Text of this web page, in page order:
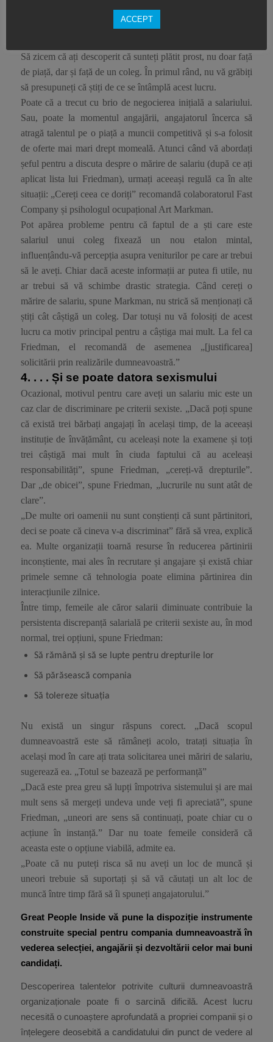
nu sunt atât de grozave.”
3. Când descoperiți că un coleg câștigă
Să zicem că ați descoperit că sunteți plătit prost, nu doar față
de piață, dar și față de un coleg. În primul rând, nu vă grăbiți
să presupuneți că știți de ce se întâmplă acest lucru.
Poate că a trecut cu brio de negocierea inițială a salariului.
Sau, poate la momentul angajării, angajatorul încerca să
atragă talentul pe o piață a muncii competitivă și s-a folosit
de oferte mai mari drept momeală. Atunci când vă abordați
șeful pentru a discuta despre o mărire de salariu (după ce ați
aplicat lista lui Friedman), urmați aceeași regulă ca în alte
situații: „Cereți ceea ce doriți” recomandă colaboratorul Fast
Company și psihologul ocupațional Art Markman.
Pot apărea probleme pentru că faptul de a ști care este
salariul unui coleg fixează un nou etalon mintal,
influențându-vă percepția asupra veniturilor pe care ar trebui
să le aveți. Chiar dacă aceste informații ar putea fi utile, nu
ar trebui să vă schimbe drastic strategia. Când cereți o
mărire de salariu, spune Markman, nu strică să menționați că
știți cât câștigă un coleg. Dar totuși nu vă folosiți de acest
lucru ca motiv principal pentru a câștiga mai mult. La fel ca
Friedman, el recomandă de asemenea „[justificarea]
solicitării prin realizările dumneavoastră.”
4. . . . Și se poate datora sexismului
Ocazional, motivul pentru care aveți un salariu mic este un
caz clar de discriminare pe criterii sexiste. „Dacă poți spune
că există trei bărbați angajați în același timp, de la aceeași
instituție de învățământ, cu aceleași note la examene și toți
trei câștigă mai mult în ciuda faptului că au aceleași
responsabilități”, spune Friedman, „cereți-vă drepturile”.
Dar „de obicei”, spune Friedman, „lucrurile nu sunt atât de
clare”.
„De multe ori oamenii nu sunt conștienți că sunt părtinitori,
deci se poate că cineva v-a discriminat” fără să vrea, explică
ea. Multe organizații toarnă resurse în reducerea părtinirii
inconștiente, mai ales în recrutare și angajare și există chiar
primele semne că tehnologia poate elimina părtinirea din
interacțiunile zilnice.
Între timp, femeile ale căror salarii diminuate contribuie la
persistenta discrepanță salarială pe criterii sexiste au, în mod
normal, trei opțiuni, spune Friedman:
Să rămână și să se lupte pentru drepturile lor
Să părăsească compania
Să tolereze situația
Nu există un singur răspuns corect. „Dacă scopul
dumneavoastră este să rămâneți acolo, tratați situația în
același mod în care ați trata solicitarea unei măriri de salariu,
sugerează ea. „Totul se bazează pe performanță”
„Dacă este prea greu să lupți împotriva sistemului și are mai
mult sens să mergeți undeva unde veți fi apreciată”, spune
Friedman, „uneori are sens să continuați, poate chiar cu o
acțiune în instanță.” Dar nu toate femeile consideră că
aceasta este o opțiune viabilă, admite ea.
„Poate că nu puteți risca să nu aveți un loc de muncă și
uneori trebuie să suportați și să vă căutați un alt loc de
muncă între timp fără să îi spuneți angajatorului.”
Great People Inside vă pune la dispoziție instrumente
construite special pentru compania dumneavoastră în
vederea selecției, angajării și dezvoltării celor mai buni
candidați.
Descoperirea talentelor potrivite culturii dumneavoastră
organizaționale poate fi o sarcină dificilă. Acest lucru
necesită o cunoaștere aprofundată a propriei companii și o
înțelegere deosebită a candidatului din punct de vedere al
ACCEPT